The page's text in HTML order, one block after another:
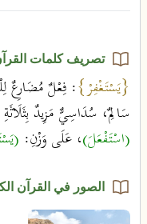
تصريف كلمات
{يَسْتَغْفِرْ}: فِعْلٌ مُضَارِعٌ
سَالِمٌ، سُدَاسِيٌّ مَزِيدٌ
(اسْتَفْعَلَ)، عَلَى وَزْنِ:
الصور في القرآن